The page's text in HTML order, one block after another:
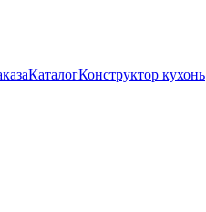
КаталогКонструктор кухонь